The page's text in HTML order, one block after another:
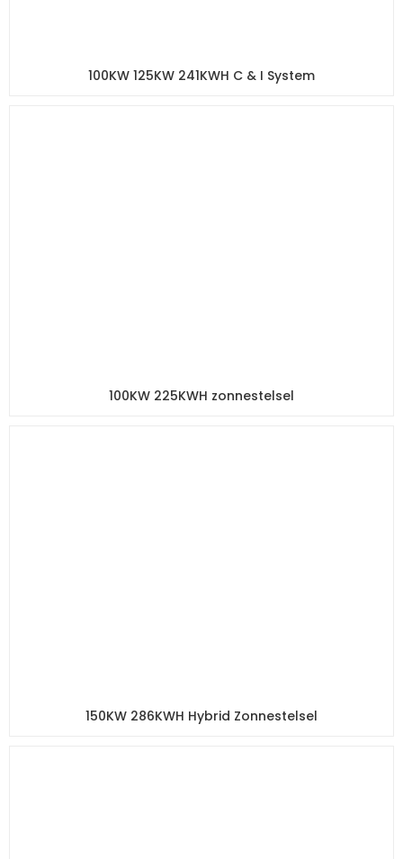
100KW 125KW 241KWH C & I System
100KW 225KWH zonnestelsel
150KW 286KWH Hybrid Zonnestelsel